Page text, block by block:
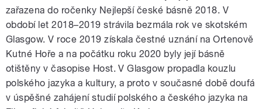
zařazena do ročenky Nejlepší české básně 2018. V
období let 2018–2019 strávila bezmála rok ve skotském
Glasgow. V roce 2019 získala čestné uznání na Ortenově
Kutné Hoře a na počátku roku 2020 byly její básně
otištěny v časopise Host. V Glasgow propadla kouzlu
polského jazyka a kultury, a proto v současné době doufá
v úspěšné zahájení studií polského a českého jazyka na